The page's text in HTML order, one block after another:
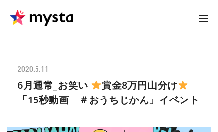
2020.5.11
6月通常_お笑い
賞金8万円山分け
「15秒動画 ＃おうちじかん」イベント